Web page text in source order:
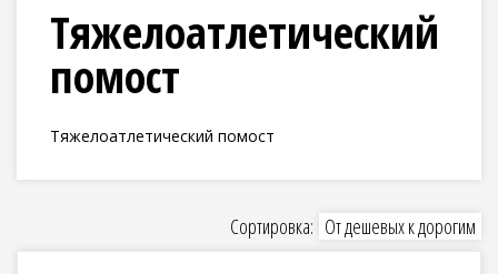
Тяжелоатлетический
помост
Тяжелоатлетический помост
Сортировка: От дешевых к дорогим